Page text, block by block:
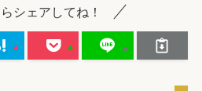
シェアしてね！